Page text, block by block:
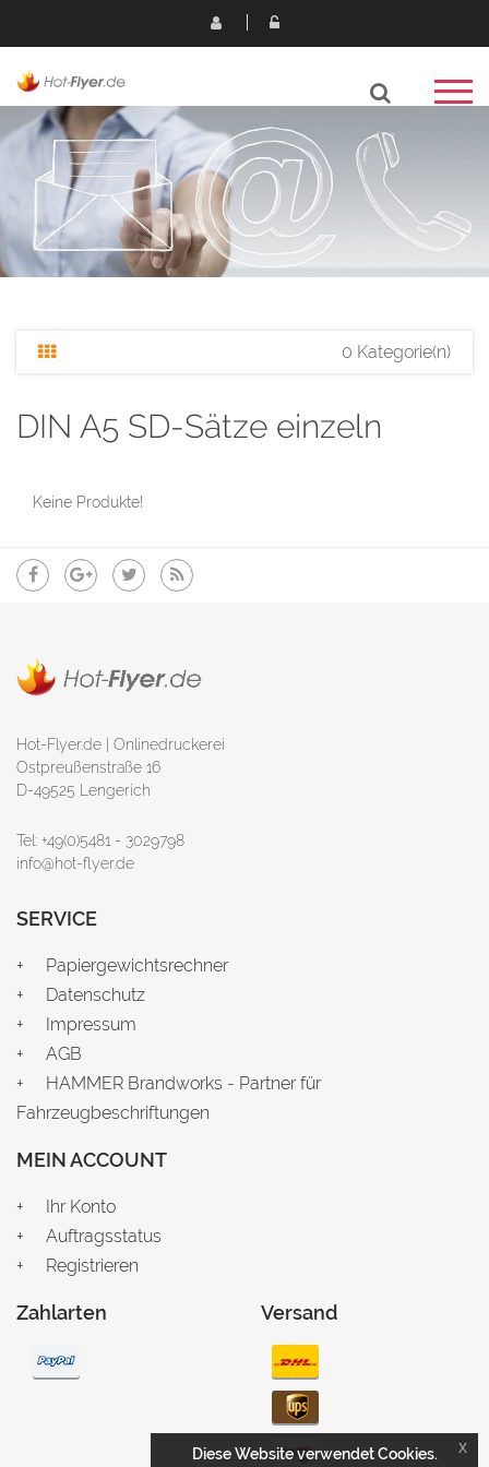
0 Kategorie(n)
DIN A5 SD-Sätze einzeln
Keine Produkte!
Hot-Flyer.de | Onlinedruckerei
Ostpreußenstraße 16
D-49525 Lengerich
Tel: +49(0)5481 - 3029798
info@hot-flyer.de
SERVICE
Papiergewichtsrechner
Datenschutz
Impressum
AGB
HAMMER Brandworks - Partner für
Fahrzeugbeschriftungen
MEIN ACCOUNT
Ihr Konto
Auftragsstatus
Registrieren
Zahlarten Versand
Diese Website verwendet Cookies. x